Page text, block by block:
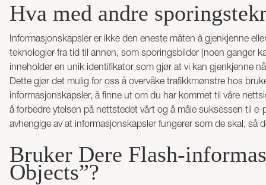
Hva med andre
Informasjonskapsler er ikke den eneste måten å gjenkjenne
teknologier fra tid til annen, som sporingsbilder (noen ganger
inneholder en unik identifikator som gjør at vi kan gjenkjenne
Dette gjør det mulig for oss å overvåke trafikkmønstre hos
informasjonskapsler, å finne ut om du har kommet til våre
å forbedre ytelsen på nettstedet vårt og å måle suksessen til
avhengige av at informasjonskapsler fungerer som de skal, så
Bruker Dere Flash-
Objects”?